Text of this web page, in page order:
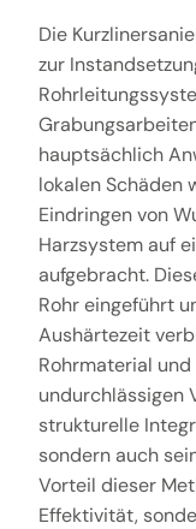
Die
zur
hauptsächlich
lokalen Schäden
Eindringen von
Harzsystem auf
aufgebracht.
Rohr eingeführt
Aushärtezeit
Rohrmaterial
undurchlässigen
strukturelle
sondern auch
Vorteil dieser
Effektivität,